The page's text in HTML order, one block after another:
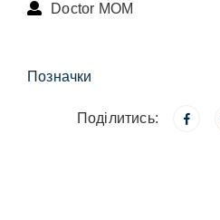
Doctor MOM
Позначки
Поділитись: